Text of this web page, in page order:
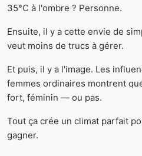
35°C à l'ombre ? Personne.
Ensuite, il y a cette envie de
veut moins de trucs à gérer.
Et puis, il y a l'image. Les
femmes ordinaires montrent
fort, féminin — ou pas.
Tout ça crée un climat parfait
gagner.